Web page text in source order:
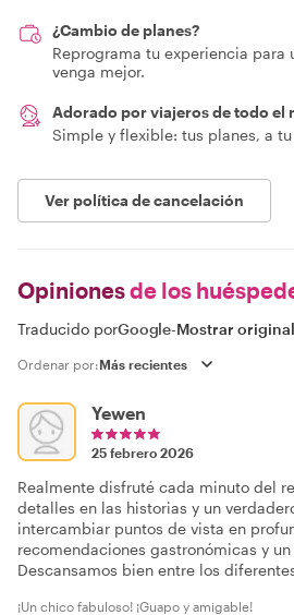
¿Cambio de planes?
Reprograma tu experiencia para
venga mejor.
Adorado por viajeros de todo el
Simple y flexible: tus planes, a tu
Ver política de cancelación
Opinionesde los
Traducido porGoogle-Mostrar original
Ordenar por:
Yewen
25 febrero 2026
Realmente disfruté cada minuto del
detalles en las historias y un
intercambiar puntos de vista en
recomendaciones gastronómicas y
Descansamos bien entre los
¡Un chico fabuloso! ¡Guapo y amigable!